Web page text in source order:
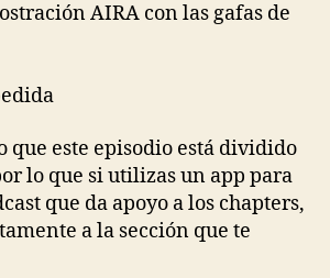
AIRA con las gafas de
que este episodio está dividido
lo que si utilizas un app para
que da apoyo a los chapters,
a la sección que te